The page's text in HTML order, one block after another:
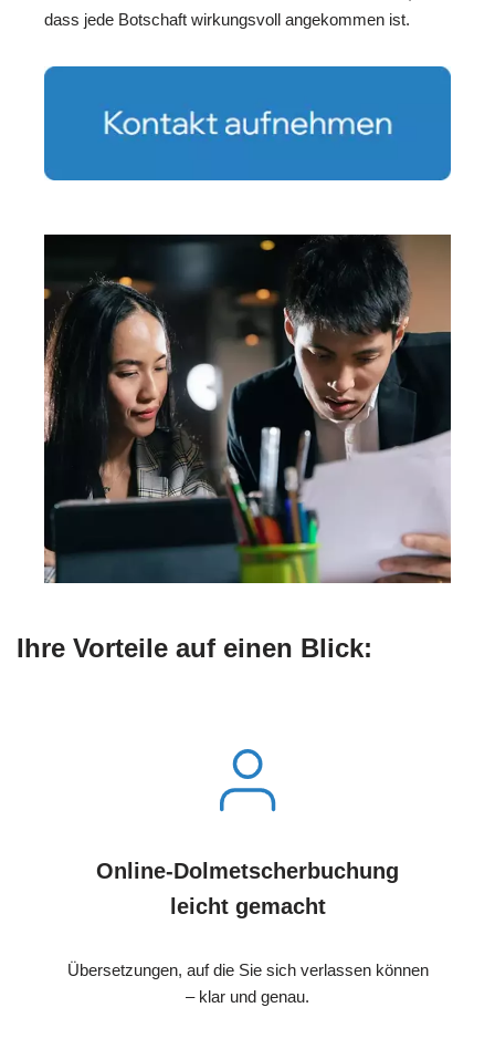
dass jede Botschaft wirkungsvoll angekommen ist.
Ihre Vorteile auf einen Blick:
Online-Dolmetscherbuchung
leicht gemacht
Übersetzungen, auf die Sie sich verlassen können
– klar und genau.